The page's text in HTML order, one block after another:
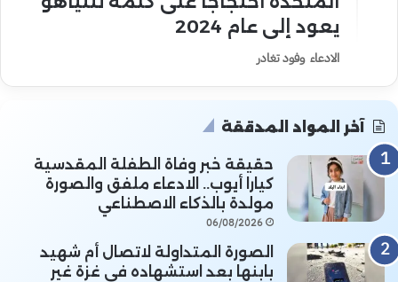
يعود إلى عام 2024
الادعاء وفود تغادر
آخر المواد المدققة
حقيقة خبر وفاة الطفلة المقدسية
كيارا أيوب.. الادعاء ملفق والصورة
مولدة بالذكاء الاصطناعي
06/08/2026
الصورة المتداولة لاتصال أم شهيد
بابنها بعد استشهاده في غزة غير